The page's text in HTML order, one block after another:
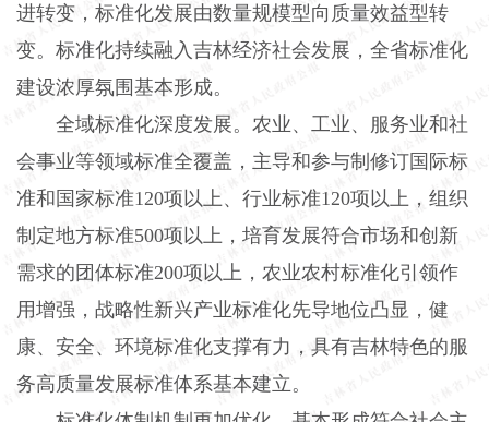
进转变，标准化发展由数量规模型向质量效益型转
变。标准化持续融入吉林经济社会发展，全省标准化
建设浓厚氛围基本形成。
全域标准化深度发展。农业、工业、服务业和社
会事业等领域标准全覆盖，主导和参与制修订国际标
准和国家标准120项以上、行业标准120项以上，组织
制定地方标准500项以上，培育发展符合市场和创新
需求的团体标准200项以上，农业农村标准化引领作
用增强，战略性新兴产业标准化先导地位凸显，健
康、安全、环境标准化支撑有力，具有吉林特色的服
务高质量发展标准体系基本建立。